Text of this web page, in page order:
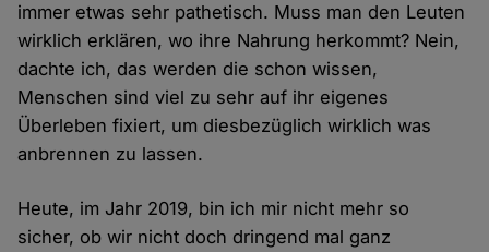
immer etwas sehr pathetisch. Muss man den Leuten
wirklich erklären, wo ihre Nahrung herkommt? Nein,
dachte ich, das werden die schon wissen,
Menschen sind viel zu sehr auf ihr eigenes
Überleben fixiert, um diesbezüglich wirklich was
anbrennen zu lassen.
Heute, im Jahr 2019, bin ich mir nicht mehr so
sicher, ob wir nicht doch dringend mal ganz